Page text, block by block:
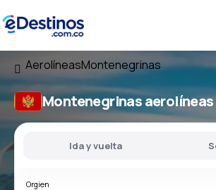
AerolíneasMontenegrinas
Montenegrinas aerolíneas
Ida y vuelta
Orgien